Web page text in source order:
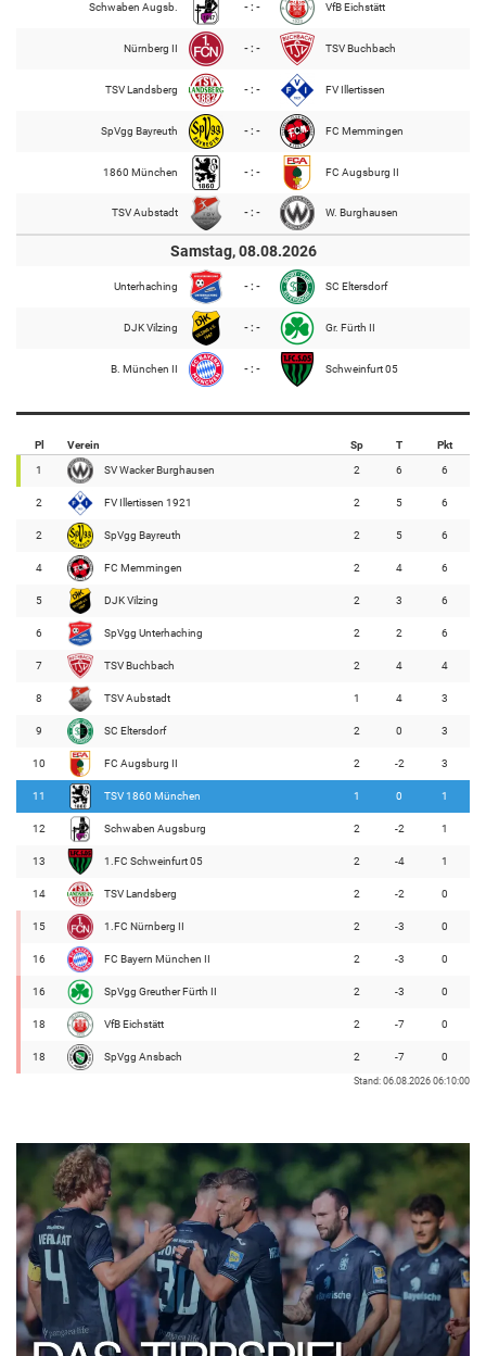
Schwaben Augsb. - : - VfB Eichstätt
Nürnberg II - : - TSV Buchbach
TSV Landsberg - : - FV Illertissen
SpVgg Bayreuth - : - FC Memmingen
1860 München - : - FC Augsburg II
TSV Aubstadt - : - W. Burghausen
Samstag, 08.08.2026
Unterhaching - : - SC Eltersdorf
DJK Vilzing - : - Gr. Fürth II
B. München II - : - Schweinfurt 05
Pl Verein Sp T Pkt
1 SV Wacker Burghausen 2 6 6
2 FV Illertissen 1921 2 5 6
2 SpVgg Bayreuth 2 5 6
4 FC Memmingen 2 4 6
5 DJK Vilzing 2 3 6
6 SpVgg Unterhaching 2 2 6
7 TSV Buchbach 2 4 4
8 TSV Aubstadt 1 4 3
9 SC Eltersdorf 2 0 3
10 FC Augsburg II 2 -2 3
11 TSV 1860 München 1 0 1
12 Schwaben Augsburg 2 -2 1
13 1.FC Schweinfurt 05 2 -4 1
14 TSV Landsberg 2 -2 0
15 1.FC Nürnberg II 2 -3 0
16 FC Bayern München II 2 -3 0
16 SpVgg Greuther Fürth II 2 -3 0
18 VfB Eichstätt 2 -7 0
18 SpVgg Ansbach 2 -7 0
Stand: 06.08.2026 06:10:00